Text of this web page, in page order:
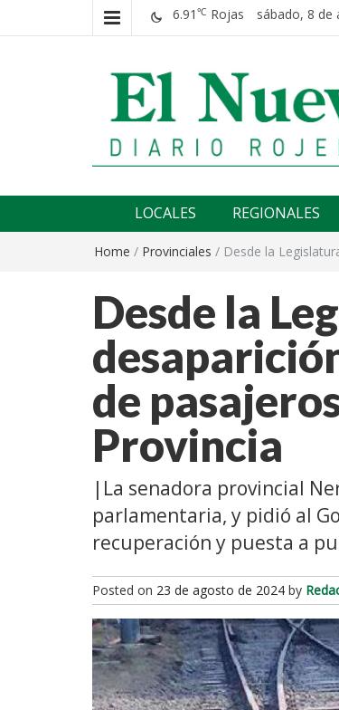
6.91 ℃ Rojas sábado, 8
El nuevo
LOCALES REGIONALES
Home / Provinciales / Desde la
Desde la
de
Provincia
|La senadora provincial
parlamentaria, y pidió al
recuperación y puesta a
Posted on 23 de agosto de 2024 by